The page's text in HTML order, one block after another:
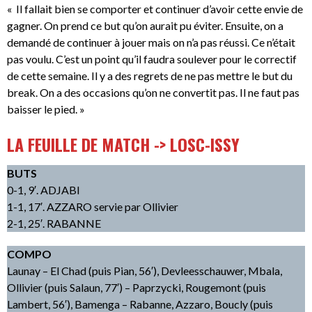
« Il fallait bien se comporter et continuer d’avoir cette envie de
gagner. On prend ce but qu’on aurait pu éviter. Ensuite, on a
demandé de continuer à jouer mais on n’a pas réussi. Ce n’était
pas voulu. C’est un point qu’il faudra soulever pour le correctif
de cette semaine. Il y a des regrets de ne pas mettre le but du
break. On a des occasions qu’on ne convertit pas. Il ne faut pas
baisser le pied. »
LA FEUILLE DE MATCH -> LOSC-ISSY
BUTS
0-1, 9′. ADJABI
1-1, 17′. AZZARO servie par Ollivier
2-1, 25′. RABANNE
COMPO
Launay – El Chad (puis Pian, 56′), Devleesschauwer, Mbala,
Ollivier (puis Salaun, 77′) – Paprzycki, Rougemont (puis
Lambert, 56′), Bamenga – Rabanne, Azzaro, Boucly (puis